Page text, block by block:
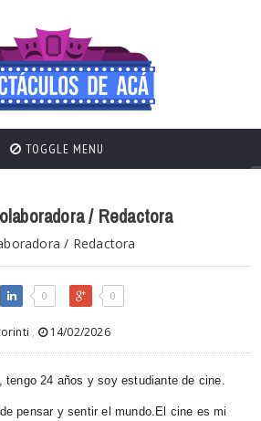
TOGGLE MENU
/ Redactora
0 0
, 14/02/2026
tengo 24 años y soy estudiante de cine.
pensar y sentir el mundo. El cine es mi